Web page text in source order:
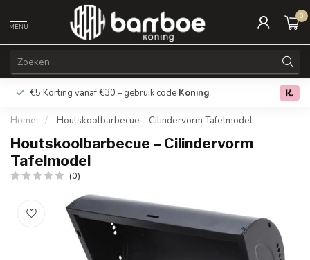
MENU
0
€5 Korting vanaf €30 – gebruik code Koning Gratis
Home / Houtskoolbarbecue – Cilindervorm Tafelmodel
Houtskoolbarbecue – Cilindervorm
Tafelmodel
(0)